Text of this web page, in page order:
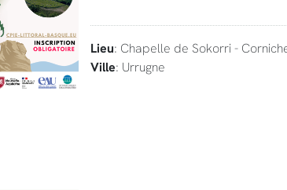
Lieu: Chapelle de Sokorri -
Ville: Urrugne